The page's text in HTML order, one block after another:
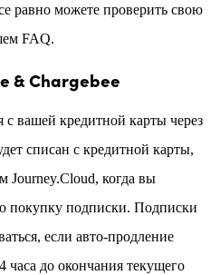
равно можете проверить свою
FAQ.
& Chargebee
вашей кредитной карты через
списан с кредитной карты,
Journey.Cloud, когда вы
покупку подписки. Подписки
если авто-продление
часа до окончания текущего